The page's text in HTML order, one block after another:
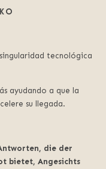
tecnológica
ayudando a que la
su llegada.
die der
bietet, Angesichts